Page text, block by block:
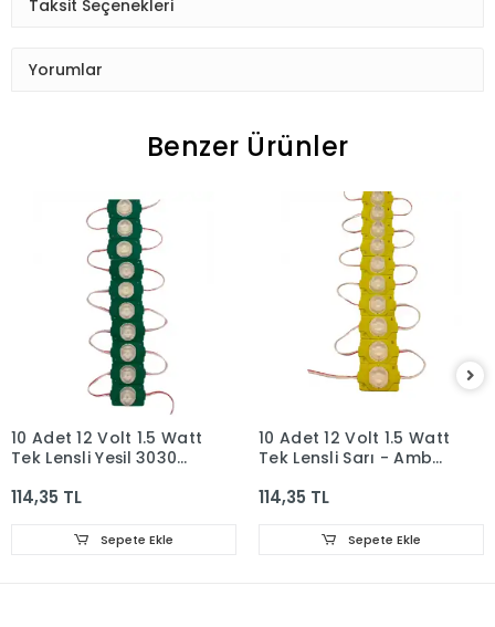
Taksit Seçenekleri
Yorumlar
Benzer Ürünler
10 Adet 12 Volt 1.5 Watt
Tek Lensli Yeşil 3030
114,35 TL
Sepete Ekle
10 Adet 12 Volt 1.5 Watt
Tek Lensli Sarı - Amber
114,35 TL
Sepete Ekle